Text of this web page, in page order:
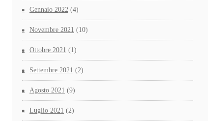
Gennaio 2022 (4)
Novembre 2021 (10)
Ottobre 2021 (1)
Settembre 2021 (2)
Agosto 2021 (9)
Luglio 2021 (2)